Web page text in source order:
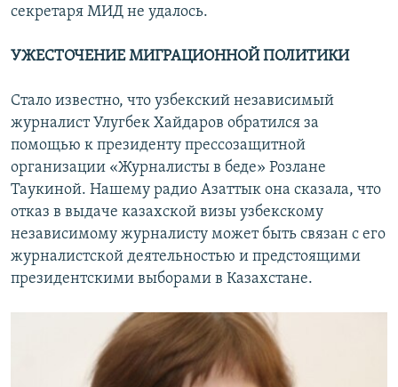
секретаря МИД не удалось.
УЖЕСТОЧЕНИЕ МИГРАЦИОННОЙ ПОЛИТИКИ
Стало известно, что узбекский независимый
журналист Улугбек Хайдаров обратился за
помощью к президенту прессозащитной
организации «Журналисты в беде» Розлане
Таукиной. Нашему радио Азаттык она сказала, что
отказ в выдаче казахской визы узбекскому
независимому журналисту может быть связан с его
журналистской деятельностью и предстоящими
президентскими выборами в Казахстане.